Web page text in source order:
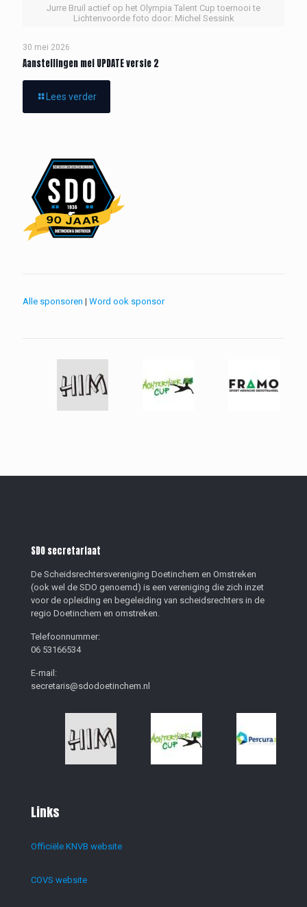
Jurre Bruil actief op het Olympia Talent Cup toernooi te
Lichtenvoorde foto door: Michel Sessink
30 mei 2026
Aanstellingen mei UPDATE versie 2
Lees verder
Alle sponsoren | Word ook sponsor
SDO secretariaat
De Scheidsrechtersvereniging Doetinchem en Omstreken
(ook wel de SDO genoemd) is een vereniging die zich inzet
voor de opleiding en begeleiding van scheidsrechters in de
regio Doetinchem en omstreken.
Telefoonnummer:
06 53166534
E-mail:
secretaris@sdodoetinchem.nl
Links
Officiële KNVB website
COVS website